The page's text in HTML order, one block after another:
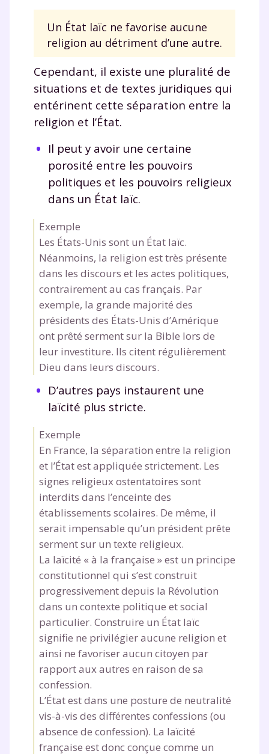
Un État laïc ne favorise aucune
religion au détriment d’une autre.
Cependant, il existe une pluralité de
situations et de textes juridiques qui
entérinent cette séparation entre la
religion et l’État.
Il peut y avoir une certaine
porosité entre les pouvoirs
politiques et les pouvoirs religieux
dans un État laïc.
Exemple
Les États-Unis sont un État laïc.
Néanmoins, la religion est très présente
dans les discours et les actes politiques,
contrairement au cas français. Par
exemple, la grande majorité des
présidents des États-Unis d’Amérique
ont prêté serment sur la Bible lors de
leur investiture. Ils citent régulièrement
Dieu dans leurs discours.
D’autres pays instaurent une
laïcité plus stricte.
Exemple
En France, la séparation entre la religion
et l’État est appliquée strictement. Les
signes religieux ostentatoires sont
interdits dans l’enceinte des
établissements scolaires. De même, il
serait impensable qu’un président prête
serment sur un texte religieux.
La laïcité « à la française » est un principe
constitutionnel qui s’est construit
progressivement depuis la Révolution
dans un contexte politique et social
particulier. Construire un État laïc
signifie ne privilégier aucune religion et
ainsi ne favoriser aucun citoyen par
rapport aux autres en raison de sa
confession.
L’État est dans une posture de neutralité
vis-à-vis des différentes confessions (ou
absence de confession). La laïcité
française est donc conçue comme un
corrigés,podcasts de révisions
Un espace dédié aux parents pour
suivre les progrès
Tout le programme scolaire du CP à
la Terminale
Des profs expérimentés disponibles
à la demande par tchat, audio ou
TESTER GRATUITEMENT
renseignant votre e-mail, vous consentez à ce que vos
données à caractère personnel soient traitées par SEJER, sous
la marque myMaxicours, afin que SEJER puisse vous donner
accès au service de soutien scolaire pendant 24h. Pour en
savoir plus sur la gestion de vos données personnelles et
pour exercer vos droits, vous pouvez consulternotre
charte.
J’accepte de recevoir les actualités et des
communications de la part de
myMaxicours.
Votre adresse e-mail sera exclusivement utilisée pour
désinscrire à tout moment, à travers le lien de
désinscription présent dans chaque newsletter. Pour
personnelles et pour exercer vos droits, vous pouvez
consulter notre charte.